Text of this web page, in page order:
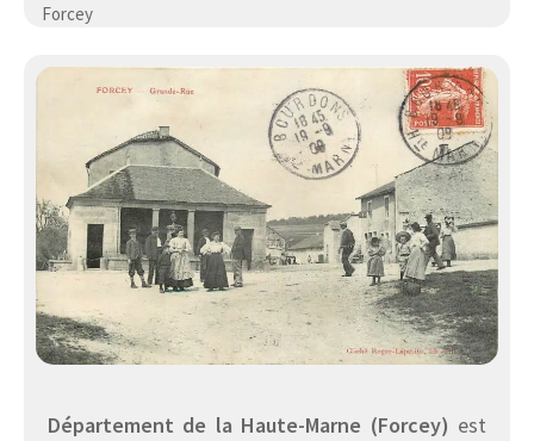
Forcey
Département de la Haute-Marne (Forcey) est